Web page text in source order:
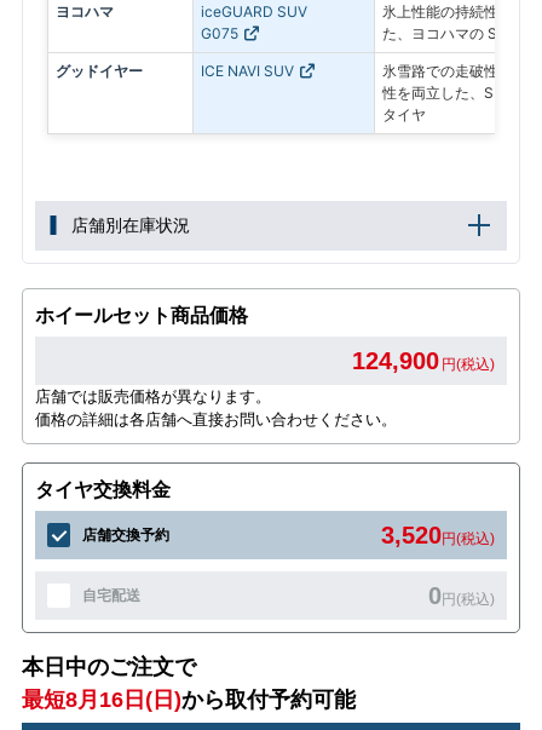
ヨコハマ
iceGUARD SUV
G075
氷上性能の持続性と燃
た、ヨコハマの SUV 専
グッドイヤー ICE NAVI SUV
氷雪路での走破性とド
性を両立した、SUV専
タイヤ
店舗別在庫状況
ホイールセット商品価格
124,900 円(税込)
店舗では販売価格が異なります。
価格の詳細は各店舗へ直接お問い合わせください。
タイヤ交換料金
店舗交換予約 3,520円(税込)
自宅配送 0円(税込)
本日中のご注文で
最短8月16日(日)から取付予約可能